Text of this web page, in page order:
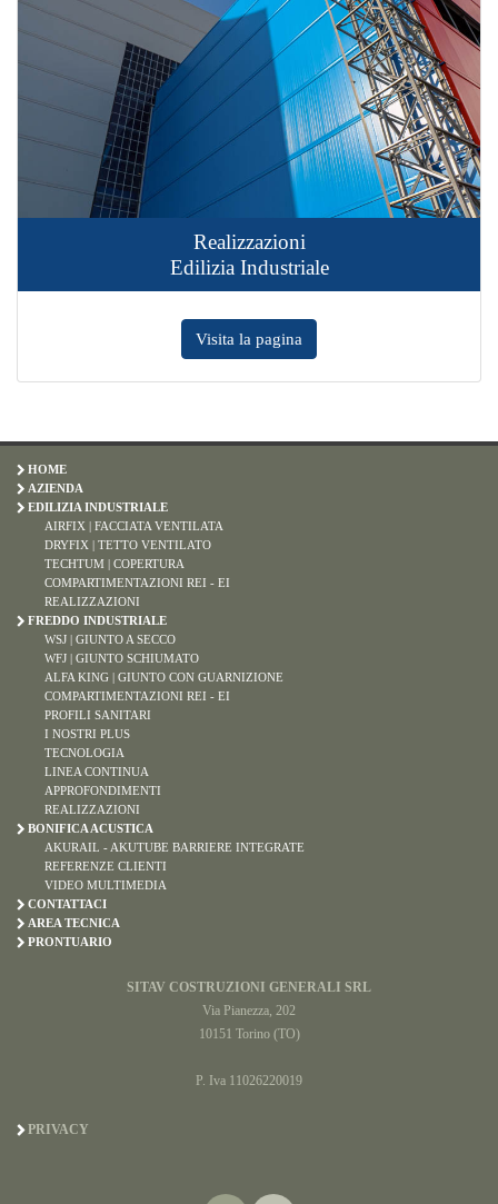
Airfix
Facciata Ventilata
Visita la pagina
HOME
AZIENDA
EDILIZIA INDUSTRIALE
AIRFIX | FACCIATA VENTILATA
DRYFIX | TETTO VENTILATO
TECHTUM | COPERTURA
COMPARTIMENTAZIONI REI - EI
REALIZZAZIONI
FREDDO INDUSTRIALE
WSJ | GIUNTO A SECCO
WFJ | GIUNTO SCHIUMATO
ALFA KING | GIUNTO CON GUARNIZIONE
COMPARTIMENTAZIONI REI - EI
PROFILI SANITARI
I NOSTRI PLUS
TECNOLOGIA
LINEA CONTINUA
APPROFONDIMENTI
REALIZZAZIONI
BONIFICA ACUSTICA
AKURAIL - AKUTUBE BARRIERE INTEGRATE
REFERENZE CLIENTI
VIDEO MULTIMEDIA
CONTATTACI
AREA TECNICA
PRONTUARIO
SITAV COSTRUZIONI GENERALI SRL
Via Pianezza, 202
10151 Torino (TO)
P. Iva 11026220019
PRIVACY